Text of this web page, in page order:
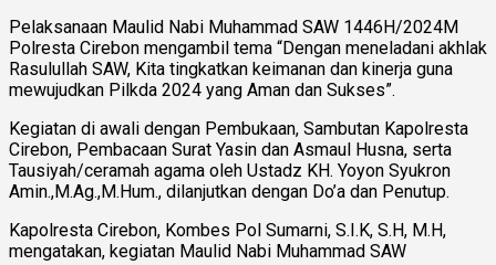
Pelaksanaan Maulid Nabi Muhammad SAW 1446H/2024M
Polresta Cirebon mengambil tema “Dengan meneladani akhlak
Rasulullah SAW, Kita tingkatkan keimanan dan kinerja guna
mewujudkan Pilkda 2024 yang Aman dan Sukses”.
Kegiatan di awali dengan Pembukaan, Sambutan Kapolresta
Cirebon, Pembacaan Surat Yasin dan Asmaul Husna, serta
Tausiyah/ceramah agama oleh Ustadz KH. Yoyon Syukron
Amin.,M.Ag.,M.Hum., dilanjutkan dengan Do’a dan Penutup.
Kapolresta Cirebon, Kombes Pol Sumarni, S.I.K, S.H, M.H,
mengatakan, kegiatan Maulid Nabi Muhammad SAW